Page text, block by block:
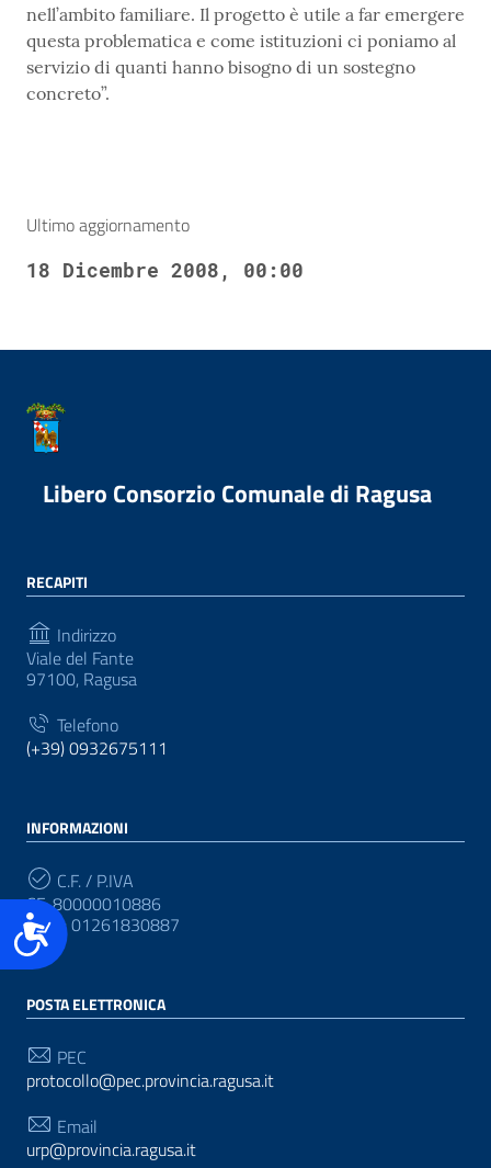
Accessibilità
nell’ambito familiare. Il progetto è utile a far emergere
questa problematica e come istituzioni ci poniamo al
servizio di quanti hanno bisogno di un sostegno
concreto”.
Ultimo aggiornamento
18 Dicembre 2008, 00:00
Libero Consorzio Comunale di Ragusa
RECAPITI
Indirizzo
Viale del Fante
97100, Ragusa
Telefono
(+39) 0932675111
INFORMAZIONI
C.F. / P.IVA
CF: 80000010886
P.IVA: 01261830887
POSTA ELETTRONICA
PEC
protocollo@pec.provincia.ragusa.it
Email
urp@provincia.ragusa.it